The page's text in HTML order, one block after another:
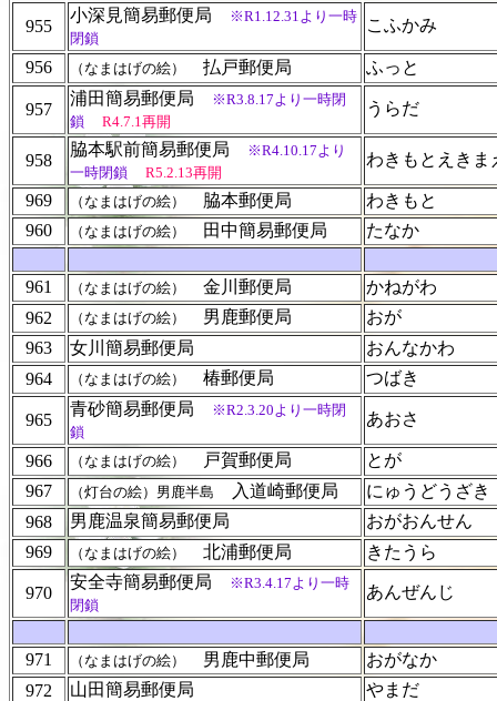
955
小深見簡易郵便局
※R1.12.31より一時
閉鎖
こふかみ
956 （なまはげの絵） 払戸郵便局 ふっと
957
浦田簡易郵便局
※R3.8.17より一時閉
鎖
R4.7.1再開
うらだ
958
脇本駅前簡易郵便局
※R4.10.17より
一時閉鎖
R5.2.13再開
わきもとえきま
969 （なまはげの絵） 脇本郵便局
わきもと
960
（なまはげの絵） 田中簡易郵便局 たなか
961 （なまはげの絵） 金川郵便局
かねがわ
962
（なまはげの絵） 男鹿郵便局
おが
963
女川簡易郵便局
おんなかわ
964
（なまはげの絵） 椿郵便局 つばき
965
青砂簡易郵便局
※R2.3.20より一時閉
鎖
あおさ
966 （なまはげの絵） 戸賀郵便局
とが
967
（灯台の絵）男鹿半島 入道崎郵便局
にゅうどうざき
968
男鹿温泉簡易郵便局
おがおんせん
969
（なまはげの絵） 北浦郵便局 きたうら
970
安全寺簡易郵便局
※R3.4.17より一時
閉鎖
あんぜんじ
971 （なまはげの絵） 男鹿中郵便局
おがなか
972
山田簡易郵便局
やまだ